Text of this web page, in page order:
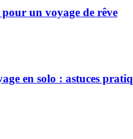
un voyage de rêve
en solo : astuces